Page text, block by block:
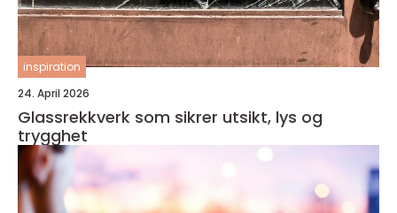
inspiration
24. April 2026
Glassrekkverk som sikrer utsikt, lys og
trygghet